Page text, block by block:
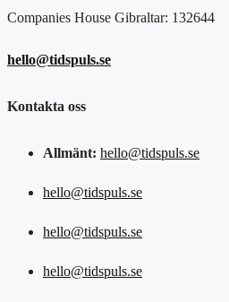
Companies House Gibraltar: 132644
hello@tidspuls.se
Kontakta oss
Allmänt: hello@tidspuls.se
hello@tidspuls.se
hello@tidspuls.se
hello@tidspuls.se